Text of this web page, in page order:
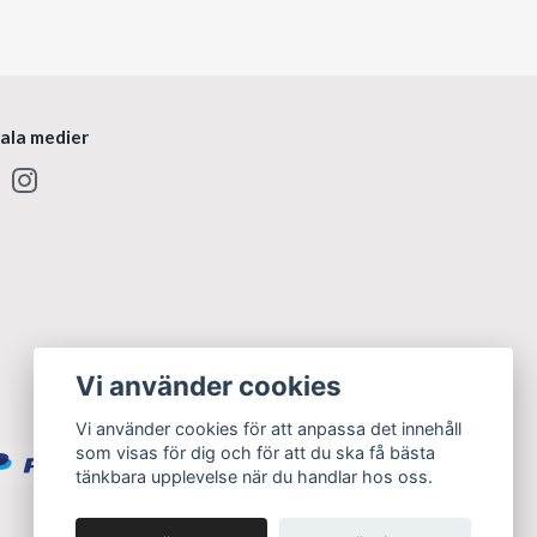
medier
Vi använder cookies
Vi använder cookies för att anpassa det innehåll
som visas för dig och för att du ska få bästa
tänkbara upplevelse när du handlar hos oss.